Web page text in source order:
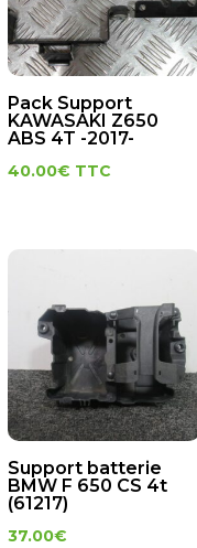
Pack Support
KAWASAKI Z650
ABS 4T -2017-
40.00€ TTC
Support batterie
BMW F 650 CS 4t
(61217)
37.00€